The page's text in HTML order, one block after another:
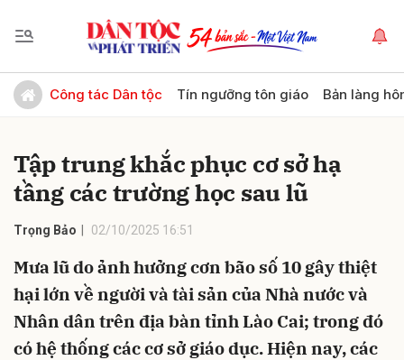
Công tác Dân tộc Tín ngưỡng tôn giáo Bản làng
Tập trung khắc phục cơ sở hạ
tầng các trường học sau lũ
Trọng Bảo 02/10/2025 16:51
Mưa lũ do ảnh hưởng cơn bão số 10 gây thiệt
hại lớn về người và tài sản của Nhà nước và
Nhân dân trên địa bàn tỉnh Lào Cai; trong đó
có hệ thống các cơ sở giáo dục. Hiện nay, các
Gửi bình luận
Hủy Gửi